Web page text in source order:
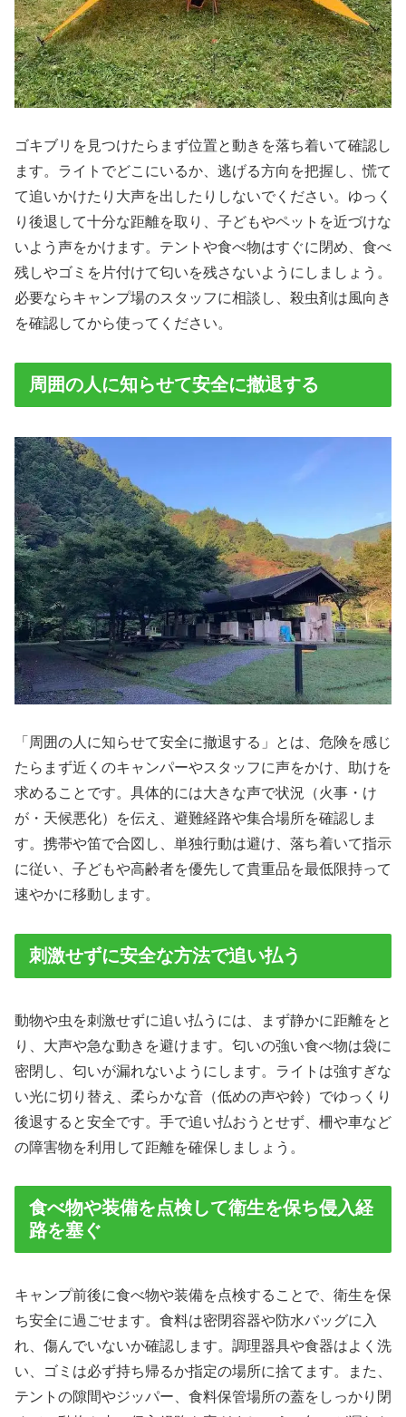
ゴキブリを見つけたらまず位置と動きを落ち着いて確認し
ます。ライトでどこにいるか、逃げる方向を把握し、慌て
て追いかけたり大声を出したりしないでください。ゆっく
り後退して十分な距離を取り、子どもやペットを近づけな
いよう声をかけます。テントや食べ物はすぐに閉め、食べ
残しやゴミを片付けて匂いを残さないようにしましょう。
必要ならキャンプ場のスタッフに相談し、殺虫剤は風向き
を確認してから使ってください。
周囲の人に知らせて安全に撤退する
「周囲の人に知らせて安全に撤退する」とは、危険を感じ
たらまず近くのキャンパーやスタッフに声をかけ、助けを
求めることです。具体的には大きな声で状況（火事・け
が・天候悪化）を伝え、避難経路や集合場所を確認しま
す。携帯や笛で合図し、単独行動は避け、落ち着いて指示
に従い、子どもや高齢者を優先して貴重品を最低限持って
速やかに移動します。
刺激せずに安全な方法で追い払う
動物や虫を刺激せずに追い払うには、まず静かに距離をと
り、大声や急な動きを避けます。匂いの強い食べ物は袋に
密閉し、匂いが漏れないようにします。ライトは強すぎな
い光に切り替え、柔らかな音（低めの声や鈴）でゆっくり
後退すると安全です。手で追い払おうとせず、柵や車など
の障害物を利用して距離を確保しましょう。
食べ物や装備を点検して衛生を保ち侵入経
路を塞ぐ
キャンプ前後に食べ物や装備を点検することで、衛生を保
ち安全に過ごせます。食料は密閉容器や防水バッグに入
れ、傷んでいないか確認します。調理器具や食器はよく洗
い、ゴミは必ず持ち帰るか指定の場所に捨てます。また、
テントの隙間やジッパー、食料保管場所の蓋をしっかり閉